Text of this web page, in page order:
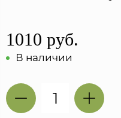
1010 руб.
В наличии